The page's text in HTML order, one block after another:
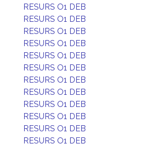
RESURS O1 DEB
RESURS O1 DEB
RESURS O1 DEB
RESURS O1 DEB
RESURS O1 DEB
RESURS O1 DEB
RESURS O1 DEB
RESURS O1 DEB
RESURS O1 DEB
RESURS O1 DEB
RESURS O1 DEB
RESURS O1 DEB